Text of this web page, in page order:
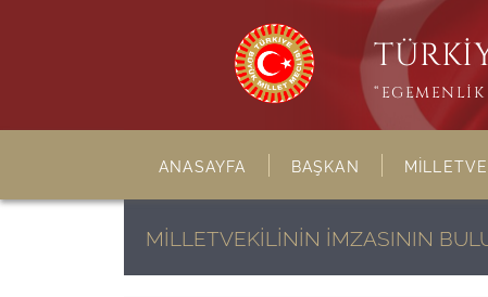
ANASAYFA BAŞKAN
MİLLETVEKİLİNİN İMZASININ